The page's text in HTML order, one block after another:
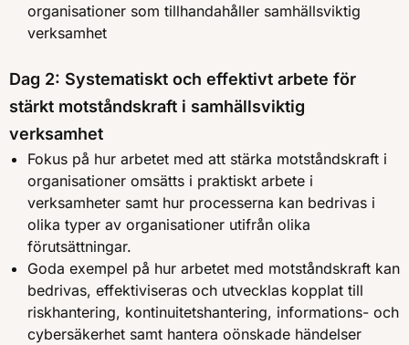
organisationer som tillhandahåller samhällsviktig
verksamhet
Dag 2: Systematiskt och effektivt arbete för
stärkt motståndskraft i samhällsviktig
verksamhet
Fokus på hur arbetet med att stärka motståndskraft i
organisationer omsätts i praktiskt arbete i
verksamheter samt hur processerna kan bedrivas i
olika typer av organisationer utifrån olika
förutsättningar.
Goda exempel på hur arbetet med motståndskraft kan
bedrivas, effektiviseras och utvecklas kopplat till
riskhantering, kontinuitetshantering, informations- och
cybersäkerhet samt hantera oönskade händelser